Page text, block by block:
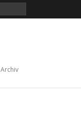
Archiv